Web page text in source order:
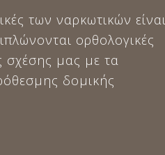
των ναρκωτικών είναι
ορθολογικές
σχέσης μας με τα
δομικής